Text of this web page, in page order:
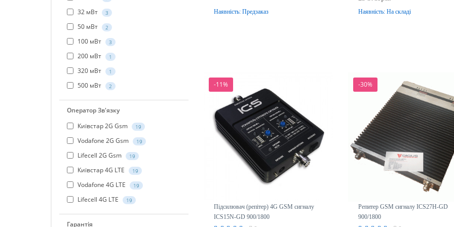
32 мВт 3
50 мВт 2
100 мВт 3
200 мВт 1
320 мВт 1
500 мВт 2
Оператор Зв'язку
Київстар 2G Gsm
19
Vodafone 2G Gsm 19
Lifecell 2G Gsm 19
Київстар 4G LTE 19
Vodafone 4G LTE 19
Lifecell 4G LTE 19
Гарантія
Передзамовлення
Наявність: Предзаказ До кошика
Наявність: На складі
-11%
Підсилювач (репітер) 4G GSM сигналу
ICS15N-GD 900/1800
-30%
Репитер GSM сигналу ICS27H-GD
900/1800